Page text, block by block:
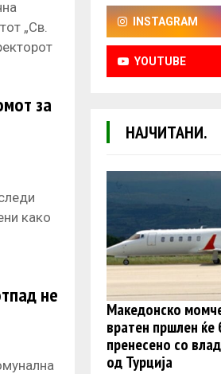
„Св.
за
како
не
INSTAGRAM
YOUTUBE
НАЈЧИТАНИ.
Македонско
вратен пршлен ќе
пренесено со
од Турција